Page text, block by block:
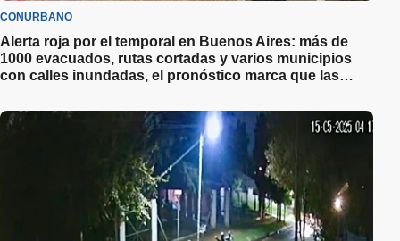
CONURBANO
Alerta roja por el temporal en Buenos Aires: más de
1000 evacuados, rutas cortadas y varios municipios
con calles inundadas, el pronóstico marca que las